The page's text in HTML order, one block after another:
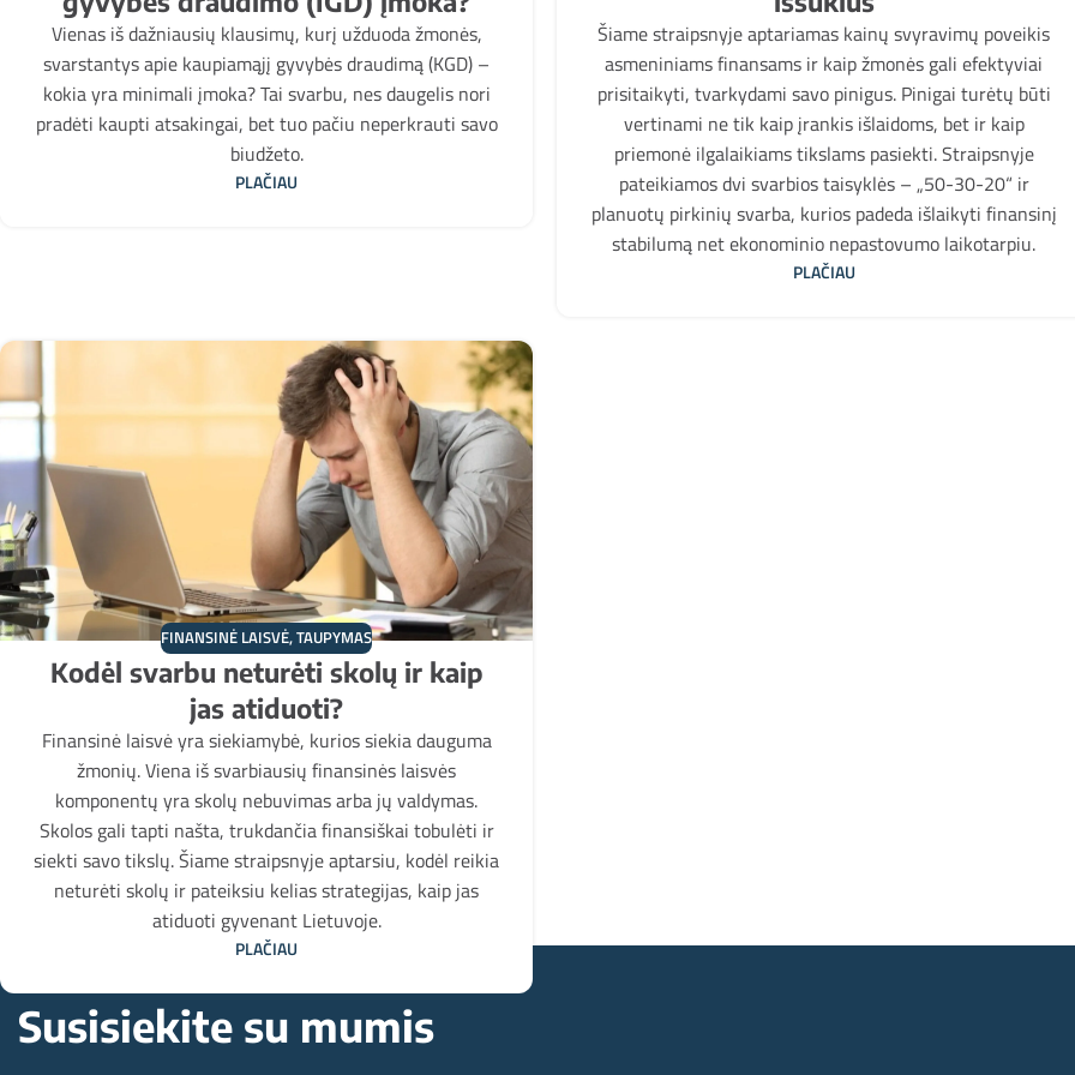
Vienas iš dažniausių klausimų, kurį užduoda žmonės,
svarstantys apie kaupiamąjį gyvybės draudimą (KGD) –
kokia yra minimali įmoka? Tai svarbu, nes daugelis nori
pradėti kaupti atsakingai, bet tuo pačiu neperkrauti savo
biudžeto.
PLAČIAU
Šiame straipsnyje aptariamas kainų svyravimų poveikis
asmeniniams finansams ir kaip žmonės gali efektyviai
prisitaikyti, tvarkydami savo pinigus. Pinigai turėtų būti
vertinami ne tik kaip įrankis išlaidoms, bet ir kaip
priemonė ilgalaikiams tikslams pasiekti. Straipsnyje
pateikiamos dvi svarbios taisyklės – „50-30-20“ ir
planuotų pirkinių svarba, kurios padeda išlaikyti finansinį
stabilumą net ekonominio nepastovumo laikotarpiu.
PLAČIAU
FINANSINĖ LAISVĖ,TAUPYMAS
Kodėl svarbu neturėti skolų ir kaip
jas atiduoti?
Finansinė laisvė yra siekiamybė, kurios siekia dauguma
žmonių. Viena iš svarbiausių finansinės laisvės
komponentų yra skolų nebuvimas arba jų valdymas.
Skolos gali tapti našta, trukdančia finansiškai tobulėti ir
siekti savo tikslų. Šiame straipsnyje aptarsiu, kodėl reikia
neturėti skolų ir pateiksiu kelias strategijas, kaip jas
atiduoti gyvenant Lietuvoje.
PLAČIAU
Susisiekite su mumis